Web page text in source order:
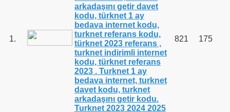
1.
arkadaşını getir davet
kodu, türknet 1 ay
bedava internet kodu,
turknet referans kodu,
türknet 2023 referans ,
turknet indirimli internet
kodu, türknet referans
2023 . Turknet 1 ay
bedava internet, turknet
davet kodu, turknet
arkadaşını getir kodu.
Turknet 2023 2024 2025
821 175